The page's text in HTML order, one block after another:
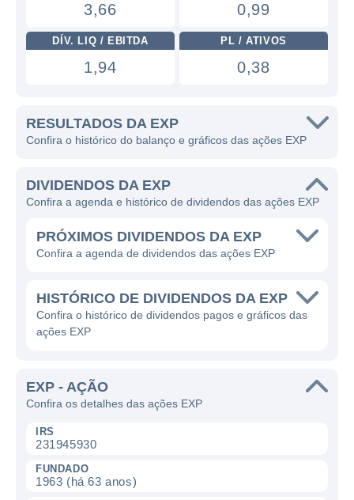
3,66 0,99
DÍV. LIQ / EBITDA
1,94
PL / ATIVOS
0,38
RESULTADOS DA EXP
Confira o histórico do balanço e gráficos das ações EXP
DIVIDENDOS DA EXP
Confira a agenda e histórico de dividendos das ações EXP
PRÓXIMOS DIVIDENDOS DA EXP
Confira a agenda de dividendos das ações EXP
HISTÓRICO DE DIVIDENDOS DA EXP
Confira o histórico de dividendos pagos e gráficos das
ações EXP
EXP - AÇÃO
Confira os detalhes das ações EXP
IRS
231945930
FUNDADO
1963 (há 63 anos)